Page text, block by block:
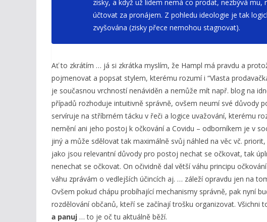
zisky, a když už lidem nemá co prodat, nezbývá
účtovat za pronájem. Z pohledu ideologie je tak
zvyšována (zisky přece nemohou stagnovat).
Ať to zkrátím … já si zkrátka myslím, že Hampl má pravdu a
pojmenovat a popsat stylem, kterému rozumí i “Vlasta
je současnou vrchností nenáviděn a nemůže mít např. blog na
případů rozhoduje intuitivně správně, ovšem neumí své důvody
servíruje na stříbrném tácku v řeči a logice uvažování, kterému
nemění ani jeho postoj k očkování a Covidu – odborníkem je v
jiný a může sdělovat tak maximálně svůj náhled na věc vč.
jako jsou relevantní důvody pro postoj nechat se očkovat, tak
nenechat se očkovat. On očividně dal větší váhu principu
váhu zprávám o vedlejších účincích aj. … záleží opravdu jen na
Ovšem pokud chápu probíhající mechanismy správně, pak nyní
rozdělování občanů, kteří se začínají trošku organizovat. Všichni
a panuj … to je oč tu aktuálně běží.